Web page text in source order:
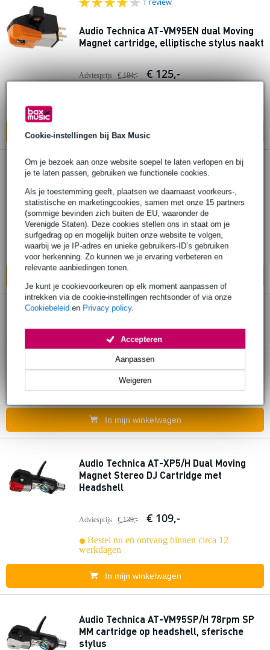
Cookie-instellingen bij Bax Music
Om je bezoek aan onze website soepel te laten verlopen en bij
je te laten passen, gebruiken we functionele cookies.
Als je toestemming geeft, plaatsen we daarnaast voorkeurs-,
statistische en marketingcookies, samen met onze 15 partners
(sommige bevinden zich buiten de EU, waaronder de
Verenigde Staten). Deze cookies stellen ons in staat om je
surfgedrag op en mogelijk buiten onze website te volgen,
waarbij we je IP-adres en unieke gebruikers-ID’s gebruiken
voor herkenning. Zo kunnen we je ervaring verbeteren en
relevante aanbiedingen tonen.
Je kunt je cookievoorkeuren op elk moment aanpassen of
intrekken via de cookie-instellingen rechtsonder of via onze
Cookiebeleid en Privacy policy.
Weigeren
Aanpassen
Accepteren
Audio Technica AT-VM95EN dual Moving
Magnet cartridge, elliptische stylus naakt
Adviesprijs € 184,- € 125,-
In mijn winkelwagen
Audio Technica AT-HS10SV Headshell
zilver
Adviesprijs € 49,- € 34,-
Bestel nu en ontvang binnen circa 12
werkdagen
Magnet stereo cartridge, sferische naald
€ 139,- € 101,-
Bestel nu en ontvang binnen circa 12
werkdagen
In mijn winkelwagen
Audio Technica AT-XP5/H Dual Moving
Magnet Stereo DJ Cartridge met
Headshell
Adviesprijs € 139,- € 109,-
Bestel nu en ontvang binnen circa 12
werkdagen
In mijn winkelwagen
Audio Technica AT-VM95SP/H 78rpm SP
MM cartridge op headshell, sferische
stylus